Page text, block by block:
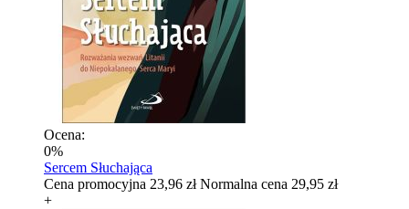
Ocena:
0%
Sercem Słuchająca
Cena promocyjna 23,96 zł Normalna cena 29,95 zł
+